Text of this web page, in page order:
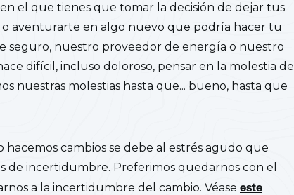
el que tienes que tomar la decisión de dejar tus
o aventurarte en algo nuevo que podría hacer tu
seguro, nuestro proveedor de energía o nuestro
difícil, incluso doloroso, pensar en la molestia de
nuestras molestias hasta que... bueno, hasta que
cambios se debe al estrés agudo que
de incertidumbre. Preferimos quedarnos con el
a la incertidumbre del cambio. Véase este